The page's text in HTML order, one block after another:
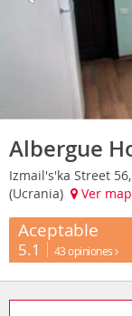
Albergue
Izmail's'ka Street
(Ucrania)
Ver
Aceptable
5.1 43 opiniones